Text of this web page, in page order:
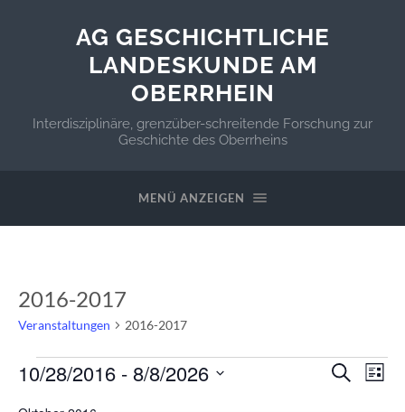
AG GESCHICHTLICHE
LANDESKUNDE AM
OBERRHEIN
Interdisziplinäre, grenzüber-schreitende Forschung zur
Geschichte des Oberrheins
MENÜ ANZEIGEN
2016-2017
Veranstaltungen 2016-2017
Veranstaltungen
Suche
Suche
Liste
10/28/2016 - 8/8/2026
WÄHLEN.